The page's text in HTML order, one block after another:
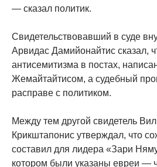
— сказал политик.
Свидетельствовавший в суде
Арвидас Дамийонайтис сказал,
антисемитизма в постах,
Жемайтайтисом, а судебный
расправе с политиком.
Между тем другой свидетель
Крикштапонис утверждал, что
составил для лидера «Зари
котором были указаны евреи —